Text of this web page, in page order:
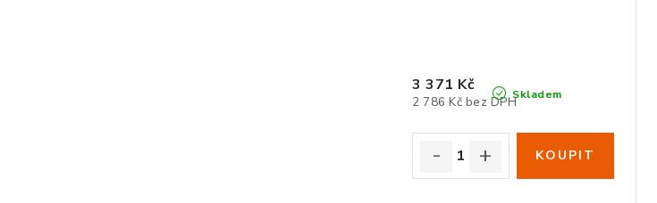
Skladem
2 786 Kč bez DPH
3 371 Kč